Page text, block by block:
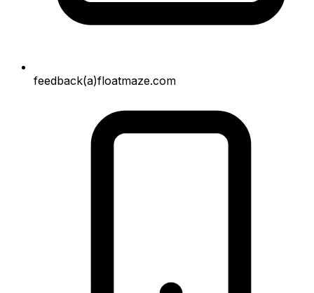
feedback(a)floatmaze.com